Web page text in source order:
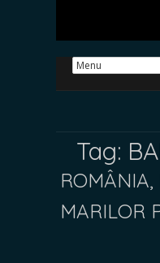
Tag:
ROMÂNIA,
MARILOR